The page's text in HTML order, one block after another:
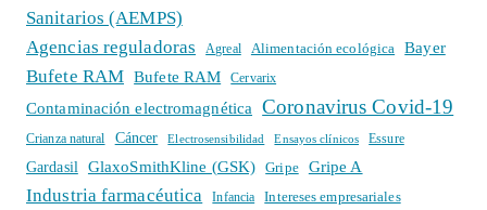
Sanitarios (AEMPS)
Agencias reguladoras
Agreal Alimentación ecológica Bayer
Bufete RAM Bufete RAM Cervarix
Contaminación electromagnética Coronavirus Covid-19
Crianza natural Cáncer Electrosensibilidad Ensayos clínicos Essure
Gardasil GlaxoSmithKline (GSK) Gripe Gripe A
Industria farmacéutica Infancia
Intereses empresariales